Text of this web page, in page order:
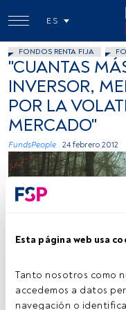
Esta página web usa
Tanto nosotros como
accedemos a datos
navegación o
ES
FONDOS RENTA FIJA
"CUANTAS
INVERSOR,
POR LA
MERCADO"
FundsPeople . 24 febrero 2012